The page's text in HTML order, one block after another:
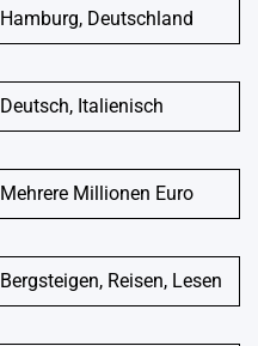
Hamburg, Deutschland
Deutsch, Italienisch
Mehrere Millionen Euro
Bergsteigen, Reisen, Lesen